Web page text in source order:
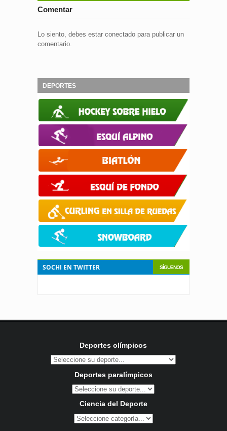
Comentar
Lo siento, debes estar conectado para publicar un
comentario.
DEPORTES
SÍGUENOS
SOCHI EN TWITTER
Deportes olímpicos
Deportes paralímpicos
Ciencia del Deporte